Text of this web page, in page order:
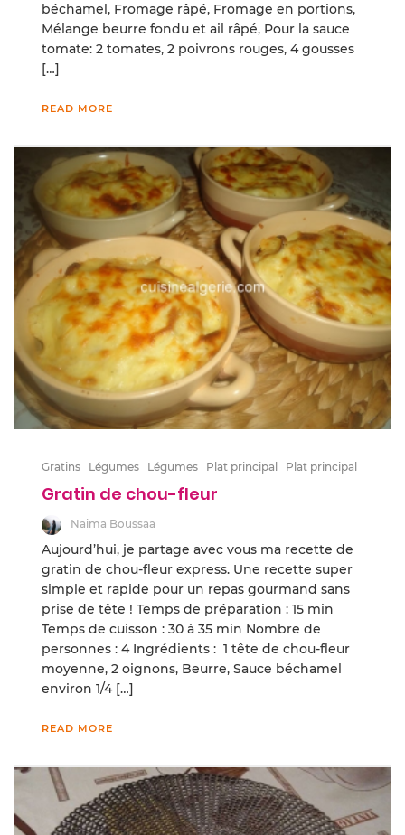
béchamel, Fromage râpé, Fromage en portions,
Mélange beurre fondu et ail râpé, Pour la sauce
tomate: 2 tomates, 2 poivrons rouges, 4 gousses
[…]
READ MORE
Gratins Légumes Légumes Plat principal Plat principal
Gratin de chou-fleur
Naima Boussaa
Aujourd’hui, je partage avec vous ma recette de
gratin de chou-fleur express. Une recette super
simple et rapide pour un repas gourmand sans
prise de tête ! Temps de préparation : 15 min
Temps de cuisson : 30 à 35 min Nombre de
personnes : 4 Ingrédients : 1 tête de chou-fleur
moyenne, 2 oignons, Beurre, Sauce béchamel
environ 1/4 […]
READ MORE